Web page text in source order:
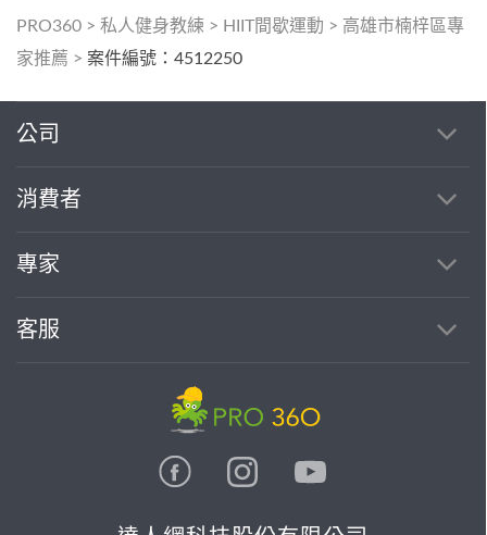
PRO360 > 私人健身教練 > HIIT間歇運動 > 高雄市楠梓區專
家推薦 > 案件編號：4512250
公司
消費者
專家
客服